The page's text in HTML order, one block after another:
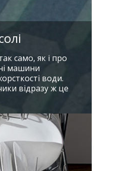
само, як і про
машини
води.
відразу ж це